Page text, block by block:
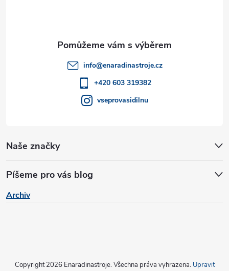
y
ý
p
Naše značky
Píšeme pro vás blog
Archiv
info@enaradinastroje.cz
+420 603 319382
vseprovasidilnu
Copyright 2026 Enaradinastroje. Všechna práva vyhrazena. Upravit